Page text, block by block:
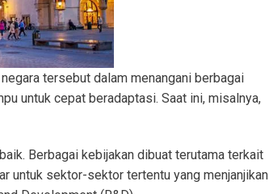
tersebut dalam menangani berbagai
untuk cepat beradaptasi. Saat ini, misalnya,
Berbagai kebijakan dibuat terutama terkait
untuk sektor-sektor tertentu yang menjanjikan